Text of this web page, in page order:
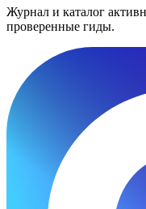
Журнал и каталог
проверенные гиды.